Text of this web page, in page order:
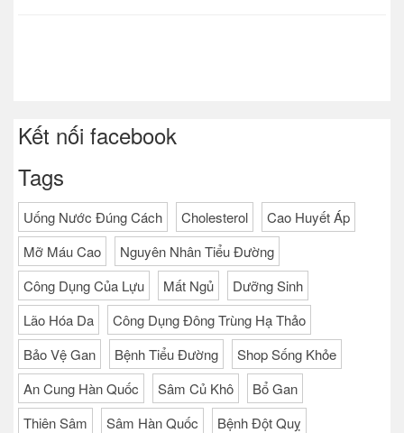
Kết nối facebook
Tags
Uống Nước Đúng Cách Cholesterol
Cao Huyết Áp
Mỡ Máu Cao
Nguyên Nhân Tiểu Đường
Công Dụng Của Lựu
Mất Ngủ
Dưỡng Sinh
Lão Hóa Da
Công Dụng Đông Trùng Hạ Thảo
Bảo Vệ Gan
Bệnh Tiểu Đường
Shop Sống Khỏe
An Cung Hàn Quốc
Sâm Củ Khô
Bổ Gan
Thiên Sâm
Sâm Hàn Quốc
Bệnh Đột Quỵ